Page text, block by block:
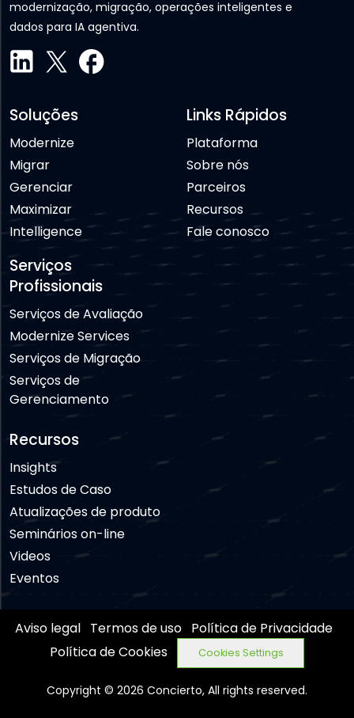
modernização, migração, operações inteligentes e
dados para IA agentiva.
Soluções
Modernize
Migrar
Gerenciar
Maximizar
Intelligence
Serviços
Profissionais
Serviços de Avaliação
Modernize Services
Serviços de Migração
Serviços de
Gerenciamento
Links Rápidos
Plataforma
Sobre nós
Parceiros
Recursos
Fale conosco
Recursos
Insights
Estudos de Caso
Atualizações de produto
Seminários on-line
Videos
Eventos
Aviso legal Termos de uso Política de Privacidade
Política de Cookies
Cookies Settings
Copyright © 2026 Concierto, All rights reserved.